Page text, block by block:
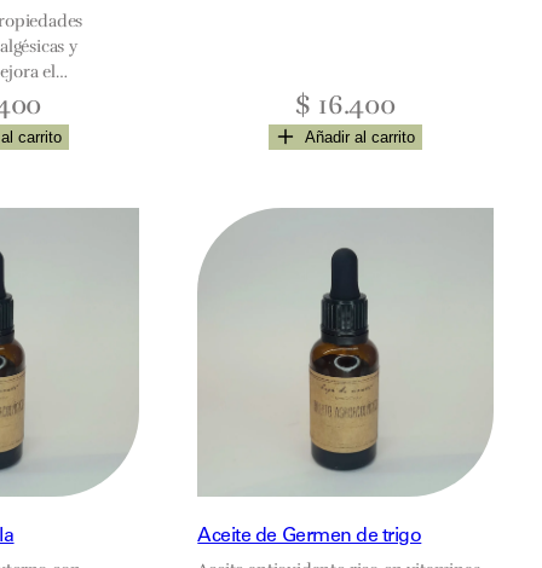
y
el
y la
alivia
previene el
carrito
$ 16.400
Añadir al carrito
Aceite de Germen de trigo